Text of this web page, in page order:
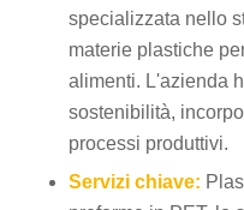
specializzata nello
materie plastiche
alimenti. L'azienda
sostenibilità,
processi produttivi.
Servizi chiave: